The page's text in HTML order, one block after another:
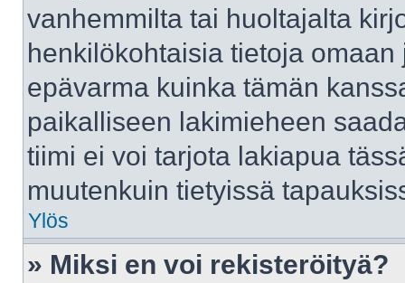
vanhemmilta tai huoltajalta
henkilökohtaisia tietoja
epävarma kuinka tämän
paikalliseen lakimieheen
tiimi ei voi tarjota lakiapua
muutenkuin tietyissä
Ylös
» Miksi en voi rekisteröityä?